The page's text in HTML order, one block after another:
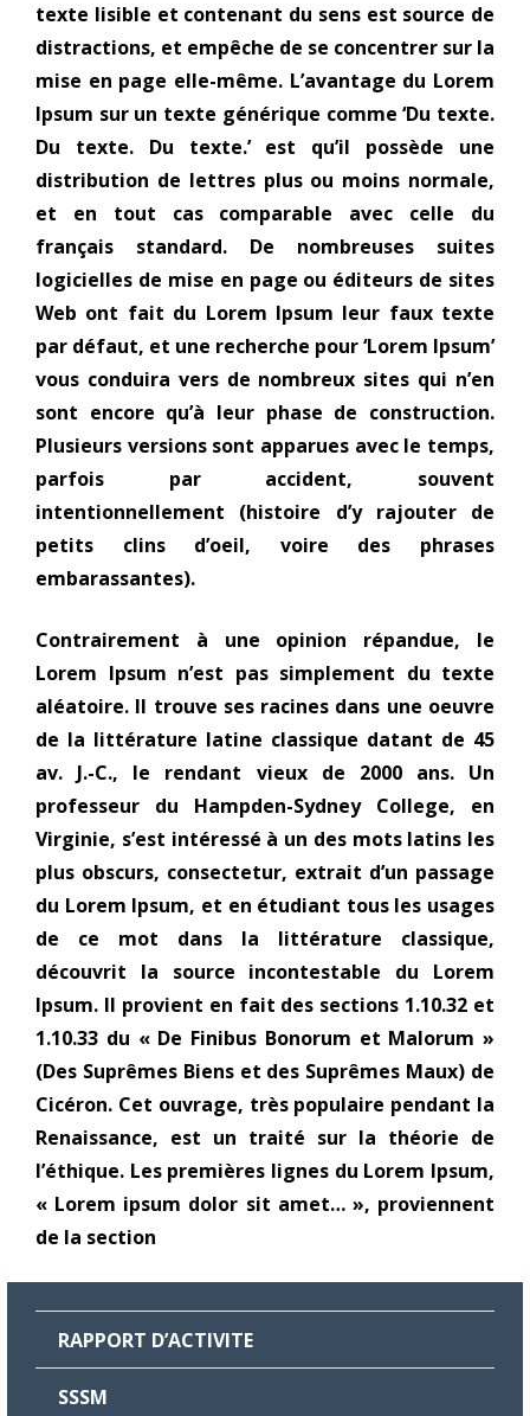
texte lisible et contenant du sens est source de
distractions, et empêche de se concentrer sur la
mise en page elle-même. L’avantage du Lorem
Ipsum sur un texte générique comme ‘Du texte.
Du texte. Du texte.’ est qu’il possède une
distribution de lettres plus ou moins normale,
et en tout cas comparable avec celle du
français standard. De nombreuses suites
logicielles de mise en page ou éditeurs de sites
Web ont fait du Lorem Ipsum leur faux texte
par défaut, et une recherche pour ‘Lorem Ipsum’
vous conduira vers de nombreux sites qui n’en
sont encore qu’à leur phase de construction.
Plusieurs versions sont apparues avec le temps,
parfois par accident, souvent
intentionnellement (histoire d’y rajouter de
petits clins d’oeil, voire des phrases
embarassantes).
Contrairement à une opinion répandue, le
Lorem Ipsum n’est pas simplement du texte
aléatoire. Il trouve ses racines dans une oeuvre
de la littérature latine classique datant de 45
av. J.-C., le rendant vieux de 2000 ans. Un
professeur du Hampden-Sydney College, en
Virginie, s’est intéressé à un des mots latins les
plus obscurs, consectetur, extrait d’un passage
du Lorem Ipsum, et en étudiant tous les usages
de ce mot dans la littérature classique,
découvrit la source incontestable du Lorem
Ipsum. Il provient en fait des sections 1.10.32 et
1.10.33 du « De Finibus Bonorum et Malorum »
(Des Suprêmes Biens et des Suprêmes Maux) de
Cicéron. Cet ouvrage, très populaire pendant la
Renaissance, est un traité sur la théorie de
l’éthique. Les premières lignes du Lorem Ipsum,
« Lorem ipsum dolor sit amet… », proviennent
de la section
RAPPORT D’ACTIVITE
SSSM